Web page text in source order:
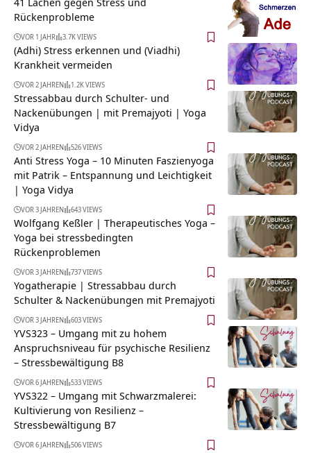
Rückenprobleme
VOR 1 JAHR 3.7K VIEWS
(Adhi) Stress erkennen und (Viadhi)
Krankheit vermeiden
VOR 2 JAHREN 1.2K VIEWS
Stressabbau durch Schulter- und
Nackenübungen | mit Premajyoti | Yoga
Vidya
VOR 2 JAHREN 526 VIEWS
Anti Stress Yoga – 10 Minuten Faszienyoga
mit Patrik – Entspannung und Leichtigkeit
| Yoga Vidya
VOR 3 JAHREN 643 VIEWS
Wolfgang Keßler | Therapeutisches Yoga –
Yoga bei stressbedingten
Rückenproblemen
VOR 3 JAHREN 737 VIEWS
Yogatherapie | Stressabbau durch
Schulter & Nackenübungen mit Premajyoti
VOR 3 JAHREN 603 VIEWS
YVS323 – Umgang mit zu hohem
Anspruchsniveau für psychische Resilienz
– Stressbewältigung B8
VOR 6 JAHREN 533 VIEWS
YVS322 – Umgang mit Schwarzmalerei:
Kultivierung von Resilienz –
Stressbewältigung B7
VOR 6 JAHREN 506 VIEWS